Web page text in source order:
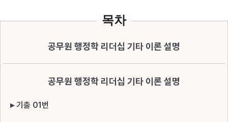
목차
공무원 행정학 리더십 기타 이론 설명
공무원 행정학 리더십 기타 이론 설명
▸ 기출 01번